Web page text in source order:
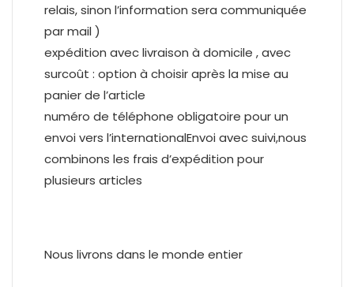
relais, sinon l’information sera communiquée
par mail )
expédition avec livraison à domicile , avec
surcoût : option à choisir après la mise au
panier de l’article
numéro de téléphone obligatoire pour un
envoi vers l’internationalEnvoi avec suivi,nous
combinons les frais d’expédition pour
plusieurs articles
Nous livrons dans le monde entier